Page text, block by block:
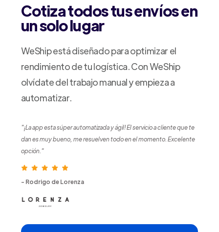
Cotiza todos tus envíos en
un solo lugar
WeShip está diseñado para optimizar el
rendimiento de tu logística. Con WeShip
olvídate del trabajo manual y empieza a
automatizar.
"¡La app esta súper automatizada y ágil! El servicio a cliente que te
dan es muy bueno, me resuelven todo en el momento. Excelente
opción."
- Rodrigo de Lorenza